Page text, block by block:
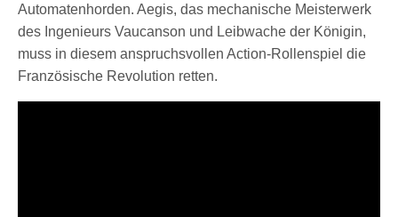
Automatenhorden. Aegis, das mechanische Meisterwerk
des Ingenieurs Vaucanson und Leibwache der Königin,
muss in diesem anspruchsvollen Action-Rollenspiel die
Französische Revolution retten.